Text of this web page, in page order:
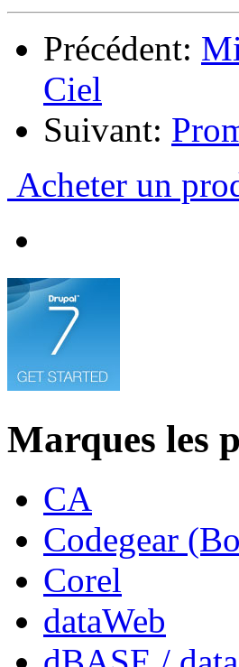
Précédent:
Ciel
Suivant:
Acheter un
Marques les
CA
Codegear
Corel
dataWeb